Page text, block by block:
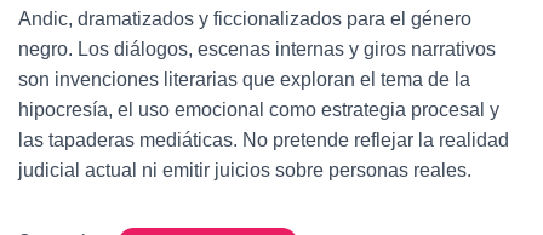
Andic, dramatizados y ficcionalizados para el género
negro. Los diálogos, escenas internas y giros narrativos
son invenciones literarias que exploran el tema de la
hipocresía, el uso emocional como estrategia procesal y
las tapaderas mediáticas. No pretende reflejar la realidad
judicial actual ni emitir juicios sobre personas reales.